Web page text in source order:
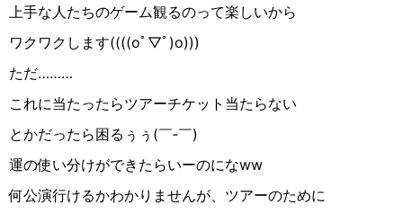
上手な人たちのゲーム観るのって楽しいから
ワクワクします((((oﾟ▽ﾟ︎)o)))
ただ………
これに当たったらツアーチケット当たらない
とかだったら困るぅぅ(￣‐￣)
運の使い分けができたらいーのになww
何公演行けるかわかりませんが、ツアーのために